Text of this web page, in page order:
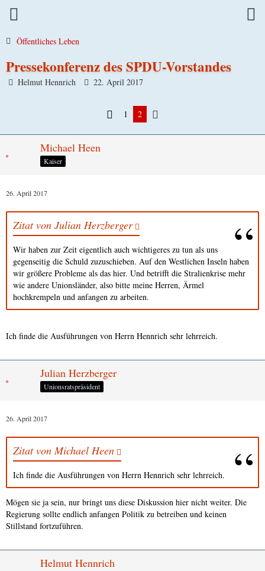
Öffentliches Leben
Pressekonferenz des SPDU-Vorstandes
Helmut Hennrich 22. April 2017
1 2
Michael Heen
Kaiser
26. April 2017
Zitat von Julian Herzberger
Wir haben zur Zeit eigentlich auch wichtigeres zu tun als uns
gegenseitig die Schuld zuzuschieben. Auf den Westlichen Inseln haben
wir größere Probleme als das hier. Und betrifft die Stralienkrise mehr
wie andere Unionsländer, also bitte meine Herren, Ärmel
hochkrempeln und anfangen zu arbeiten.
Ich finde die Ausführungen von Herrn Hennrich sehr lehrreich.
Julian Herzberger
Unionsratspräsident
26. April 2017
Zitat von Michael Heen
Ich finde die Ausführungen von Herrn Hennrich sehr lehrreich.
Mögen sie ja sein, nur bringt uns diese Diskussion hier nicht weiter. Die
Regierung sollte endlich anfangen Politik zu betreiben und keinen
Stillstand fortzuführen.
Helmut Hennrich